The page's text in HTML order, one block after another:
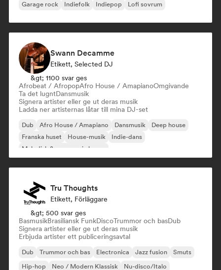
Garage rock
Indiefolk Indiepop Lofi sovrum
Swann Decamme
Etikett, Selected DJ
&gt; 1100 svar ges
Afrobeat / AfropopAfro House / AmapianoOmgivande
Ta det lugntDansmusik
Signera artister eller ge ut deras musik
Ladda ner artisternas låtar till mina DJ-set
Dub Afro House / Amapiano Dansmusik
Deep house
Franska huset
House-musik
Indie-dans
Melodisk & progressiv house
Tru Thoughts
Etikett, Förläggare
&gt; 500 svar ges
BasmusikBrasiliansk FunkDiscoTrummor och basDub
Signera artister eller ge ut deras musik
Erbjuda artister ett publiceringsavtal
Dub Trummor och bas Electronica Jazz fusion
Smuts
Hip-hop
Neo / Modern Klassisk Nu-disco/Italo